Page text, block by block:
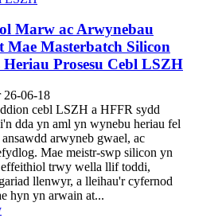
Marw ac Arwynebau
Mae Masterbatch Silicon
Prosesu Cebl LSZH
26-06-18
cebl LSZH a HFFR sydd
dda yn aml yn wynebu heriau fel
arwyneb gwael, ac
Mae meistr-swp silicon yn
effeithiol trwy wella llif toddi,
llenwyr, a lleihau'r cyfernod
hyn yn arwain at...